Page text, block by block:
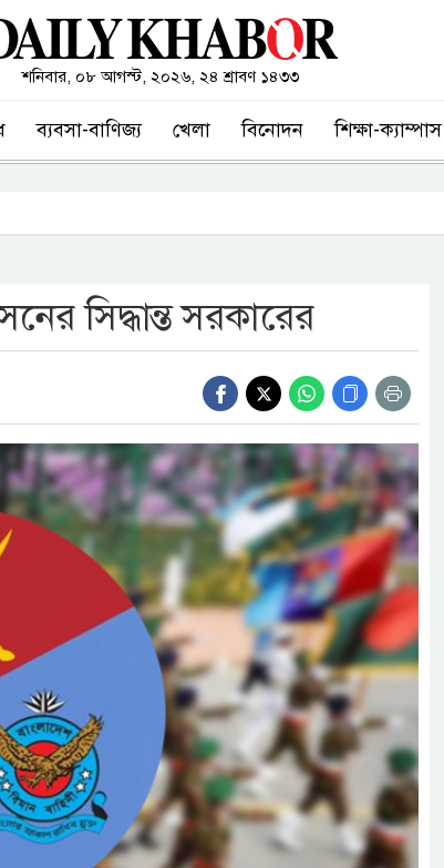
শনিবার, ০৮ আগস্ট, ২০২৬, ২৪ শ্রাবণ ১৪৩৩
ব্যবসা-বাণিজ্য খেলা বিনোদন শিক্ষা-ক্যাম্পাস
সিদ্ধান্ত সরকারের